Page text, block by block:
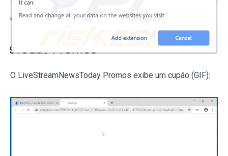
O LiveStreamNewsToday Promos exibe um cupão (GIF):